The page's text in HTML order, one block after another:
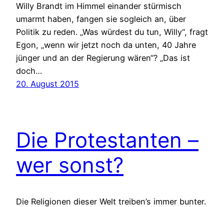
Willy Brandt im Himmel einander stürmisch
umarmt haben, fangen sie sogleich an, über
Politik zu reden. „Was würdest du tun, Willy“, fragt
Egon, „wenn wir jetzt noch da unten, 40 Jahre
jünger und an der Regierung wären“? „Das ist
doch…
20. August 2015
Die Protestanten –
wer sonst?
Die Religionen dieser Welt treiben’s immer bunter.